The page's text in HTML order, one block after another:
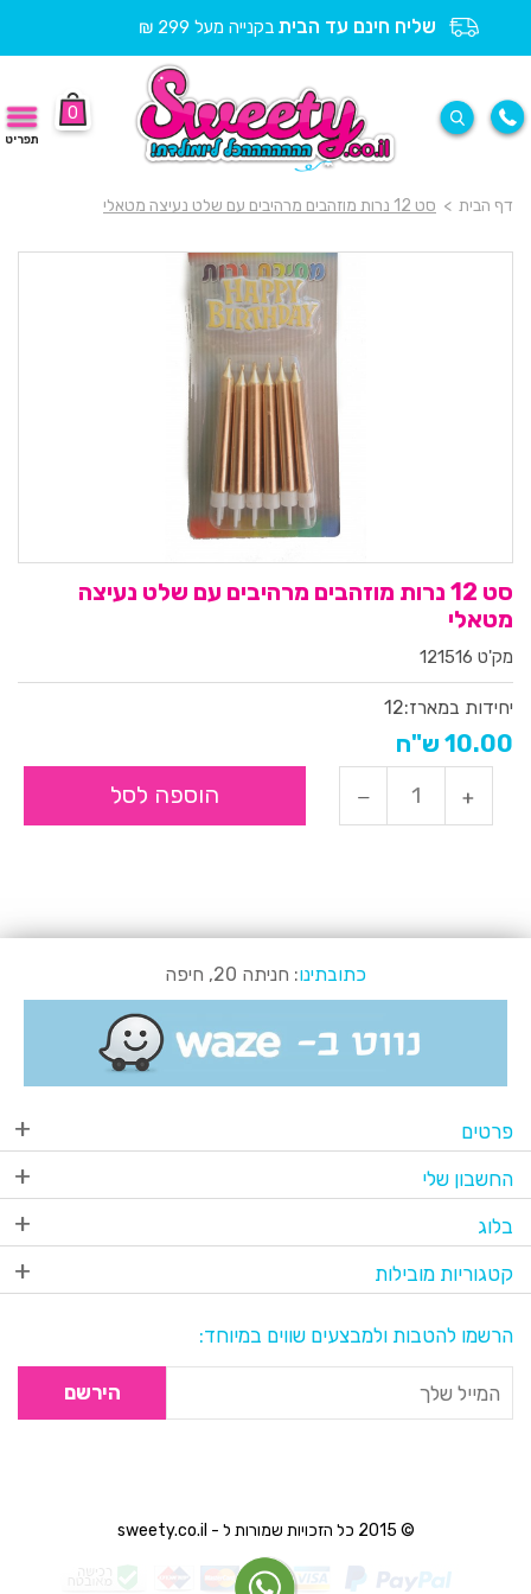
שליח חינם עד הבית בקנייה מעל 299 ₪
0
תפריט
דף הבית > סט 12 נרות מוזהבים מרהיבים עם שלט נעיצה מטאלי
סט 12 נרות מוזהבים מרהיבים עם שלט נעיצה
מטאלי
מק'ט 121516
יחידות במארז:12
10.00 ש"ח
הוספה לסל
כתובתינו: חניתה 20, חיפה
פרטים
החשבון שלי
בלוג
קטגוריות מובילות
הרשמו להטבות ולמבצעים שווים במיוחד:
הירשם
© 2015 כל הזכויות שמורות ל - sweety.co.il